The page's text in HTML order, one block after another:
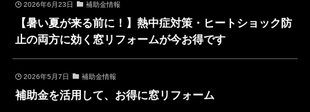
2026年6月23日 補助金情報
【暑い夏が来る前に！】熱中症対策・ヒートショック防
止の両方に効く窓リフォームが今お得です
2026年5月7日 補助金情報
補助金を活用して、お得に窓リフォーム